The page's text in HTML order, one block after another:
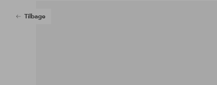
Tilbage